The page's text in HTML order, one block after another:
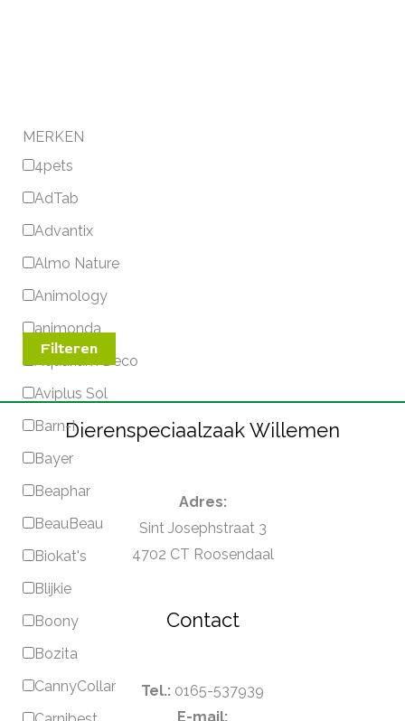
MERKEN
4pets
AdTab
Advantix
Almo Nature
Animology
animonda
Aquarium Deco
Aviplus Sol
Barn-I
Bayer
Beaphar
BeauBeau
Biokat's
Blijkie
Boony
Bozita
CannyCollar
Filteren
Dierenspeciaalzaak Willemen
Adres:
Sint Josephstraat 3
4702 CT Roosendaal
Contact
Tel.: 0165-537939
E-mail: